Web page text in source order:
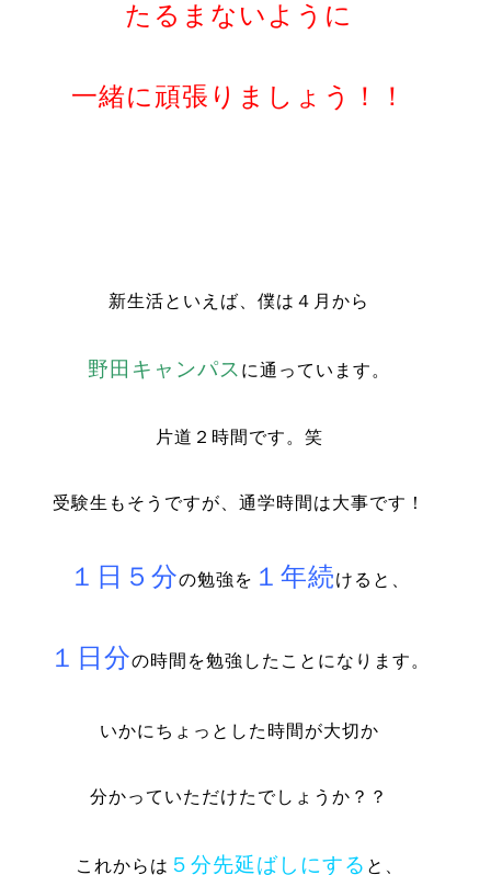
たるまないように
一緒に頑張りましょう！！
新生活といえば、僕は４月から
野田キャンパス に通っています。
片道２時間です。笑
受験生もそうですが、通学時間は大事です！
１日５分の勉強を １年続けると、
１日分の時間を勉強したことになります。
いかにちょっとした時間が大切か
分かっていただけたでしょうか？？
これからは ５分先延ばしにする と、